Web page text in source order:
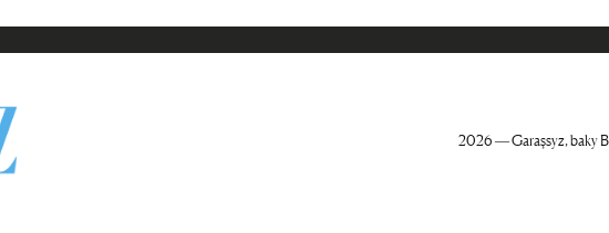
2026 — Garaşsyz, baky